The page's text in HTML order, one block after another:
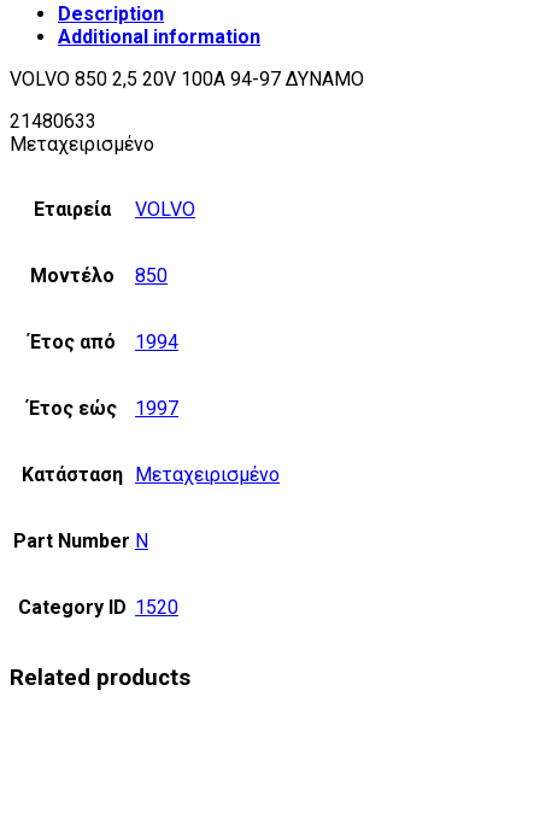
Description
Additional information
VOLVO 850 2,5 20V 100A 94-97 ΔΥΝΑΜΟ
21480633
Μεταχειρισμένο
Εταιρεία VOLVO
Μοντέλο 850
Έτος από 1994
Έτος εώς 1997
Κατάσταση Μεταχειρισμένο
Part Number N
Category ID 1520
Related products